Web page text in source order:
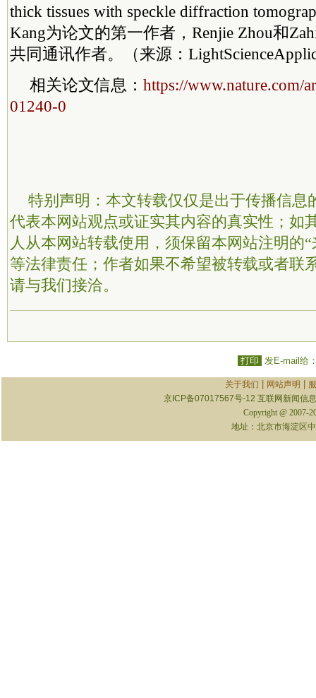
thick tissues with speckle diffraction
Kang为论文的第一作者，Renjie Zhou和
共同通讯作者。（来源：
相关论文信息：‍‍ https://www.nature.com/
01240-0
特别声明：本文转载仅仅是出于传播信息
代表本网站观点或证实其内容的真实性；如
人从本网站转载使用，须保留本网站注明的
等法律责任；作者如果不希望被转载或者联
请与我们接洽。
打印 发E-mail给
关于我们 网站声明
京ICP备07017567号-12 互联网新闻信
Copyright @ 2007-
地址：北京市海淀区